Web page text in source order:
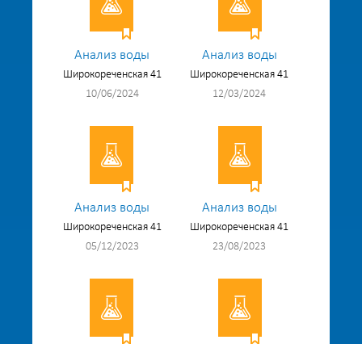
Анализ воды
Широкореченская 41
10/06/2024
Анализ воды
Широкореченская 41
12/03/2024
Анализ воды
Широкореченская 41
05/12/2023
Анализ воды
Широкореченская 41
23/08/2023